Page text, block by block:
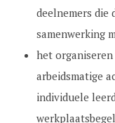
deelnemers die
samenwerking
het
arbeidsmatige
individuele